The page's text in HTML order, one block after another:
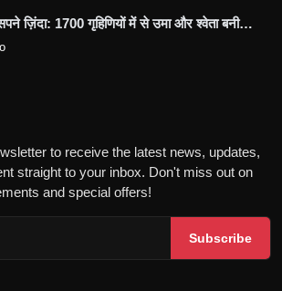
ज़िंदा: 1700 गृहिणियों में से उमा और श्वेता बनी…
to receive the latest news, updates,
straight to your inbox. Don't miss out on
and special offers!
Subscribe